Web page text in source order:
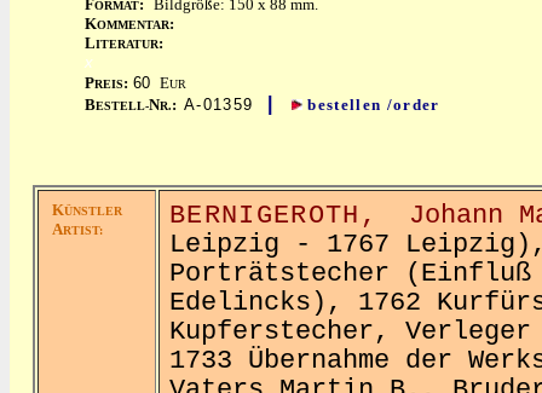
FORMAT: Bildgröße: 150 x 88 mm.
KOMMENTAR:
LITERATUR:
x
PREIS: 60 EUR
BESTELL-NR.: A-01359 | bestellen /order
KÜNSTLER
ARTIST:
BERNIGEROTH,
Johann
Leipzig - 1767
Porträtstecher (Einfluß
Edelincks), 1762
Kupferstecher,
1733 Übernahme der